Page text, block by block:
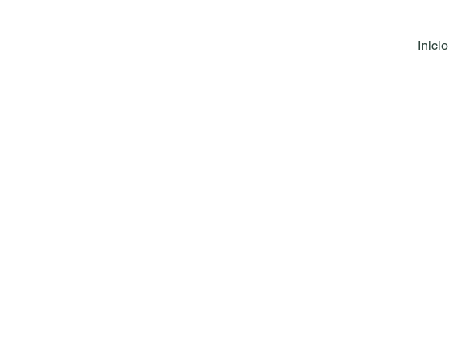
Inicio